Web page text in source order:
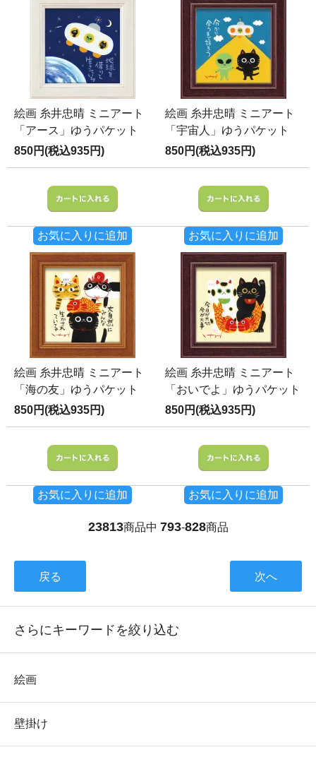
絵画 糸井忠晴 ミニアート
「アース」ゆうパケット
850円(税込935円)
お気に入りに追加
絵画 糸井忠晴 ミニアート
「宇宙人」ゆうパケット
850円(税込935円)
お気に入りに追加
絵画 糸井忠晴 ミニアート
「海の友」ゆうパケット
850円(税込935円)
お気に入りに追加
絵画 糸井忠晴 ミニアート
「おいでよ」ゆうパケット
850円(税込935円)
お気に入りに追加
23813商品中 793-828商品
戻る 次へ
さらにキーワードを絞り込む
絵画
壁掛け